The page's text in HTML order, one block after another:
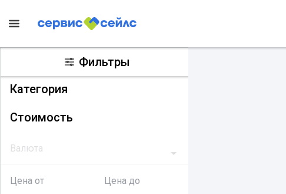
Фильтры
Категория
Стоимость
Валюта
Цена от Цена до